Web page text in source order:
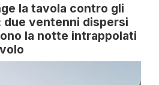
la tavola contro gli
due ventenni dispersi
la notte intrappolati